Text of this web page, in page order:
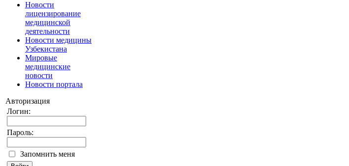
Новости
лицензирование
медицинской
деятельности
Новости медицины
Узбекистана
Мировые
медицинские
новости
Новости портала
Авторизация
Логин:
Пароль:
Запомнить меня